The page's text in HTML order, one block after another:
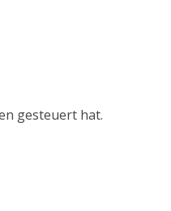
gesteuert hat.